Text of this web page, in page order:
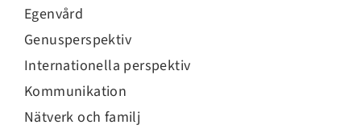
Egenvård
Genusperspektiv
Internationella perspektiv
Kommunikation
Nätverk och familj